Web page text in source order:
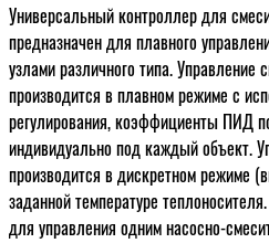
Универсальный контроллер для
предназначен для плавного
узлами различного типа.
производится в плавном режиме с
регулирования, коэффициенты ПИД
индивидуально под каждый объект.
производится в дискретном режиме
заданной температуре
для управления одним насосно-